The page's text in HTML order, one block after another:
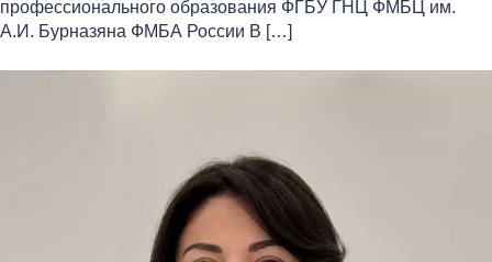
профессионального образования ФГБУ ГНЦ ФМБЦ им.
А.И. Бурназяна ФМБА России В […]